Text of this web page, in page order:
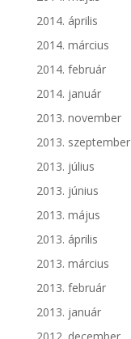
2014. április
2014. március
2014. február
2014. január
2013. november
2013. szeptember
2013. július
2013. június
2013. május
2013. április
2013. március
2013. február
2013. január
2012. december